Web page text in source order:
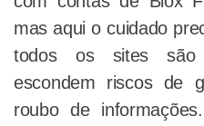
mas aqui o cuidado
todos os sites são
escondem riscos de
roubo de